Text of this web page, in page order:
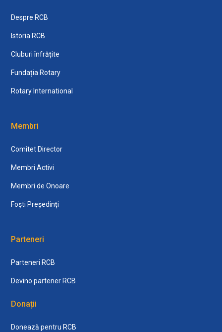
Despre RCB
Istoria RCB
Cluburi înfrățite
Fundația Rotary
Rotary International
Membri
Comitet Director
Membri Activi
Membri de Onoare
Foști Președinți
Parteneri
Parteneri RCB
Devino partener RCB
Donații
Donează pentru RCB